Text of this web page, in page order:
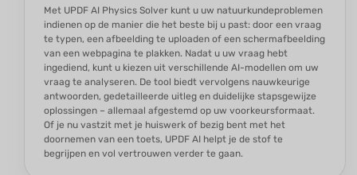
Met UPDF AI Physics Solver kunt u uw natuurkundeproblemen
indienen op de manier die het beste bij u past: door een vraag
te typen, een afbeelding te uploaden of een schermafbeelding
van een webpagina te plakken. Nadat u uw vraag hebt
ingediend, kunt u kiezen uit verschillende AI-modellen om uw
vraag te analyseren. De tool biedt vervolgens nauwkeurige
antwoorden, gedetailleerde uitleg en duidelijke stapsgewijze
oplossingen – allemaal afgestemd op uw voorkeursformaat.
Of je nu vastzit met je huiswerk of bezig bent met het
doornemen van een toets, UPDF AI helpt je de stof te
begrijpen en vol vertrouwen verder te gaan.